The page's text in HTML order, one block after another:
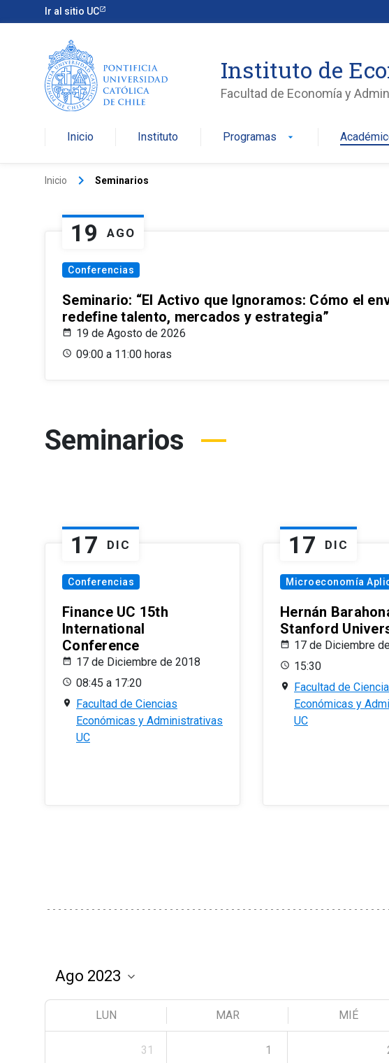
Ir al sitio UC
Instituto de
Facultad de Economía y
Inicio Instituto Programas arrow_drop_down
Inicio keyboard_arrow_right Seminarios
19 AGO
Conferencias
Seminario: “El Activo que Ignoramos: Cómo el
redefine talento, mercados y estrategia”
19 de Agosto de 2026
09:00 a 11:00 horas
Seminarios
17 DIC
Conferencias
Finance UC 15th
International
Conference
17 de Diciembre de 2018
08:45 a 17:20
Facultad de Ciencias
Económicas y Administrativas
UC
17 DIC
Microeconomía
Hernán
Stanford
17 de Diciembre
15:30
Facultad de
Económicas y
UC
LUN MAR MIÉ
31 1